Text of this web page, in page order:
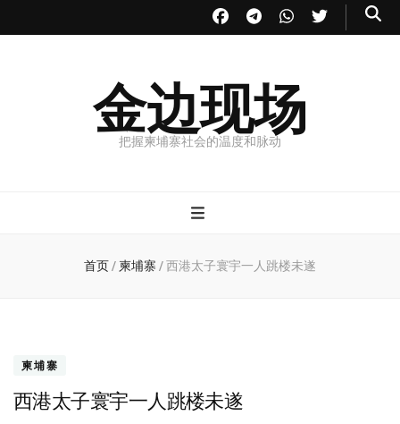
金边现场
把握柬埔寨社会的温度和脉动
首页/ 柬埔寨 /西港太子寰宇一人跳楼未遂
柬埔寨
西港太子寰宇一人跳楼未遂